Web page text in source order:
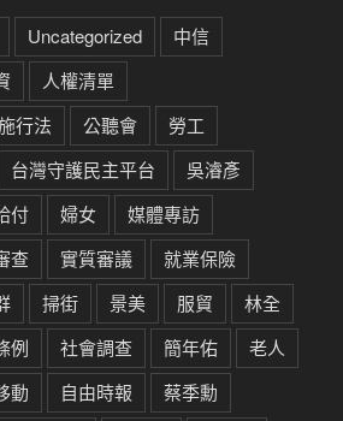
Uncategorized
中信
人權清單
行法
公聽會
勞工
台灣守護民主平台
吳濬彥
付 婦女
媒體專訪
查 實質審議
就業保險
掃街 景美 服貿
林全
例 社會調查 簡年佑
老人
動 自由時報
蔡季勳